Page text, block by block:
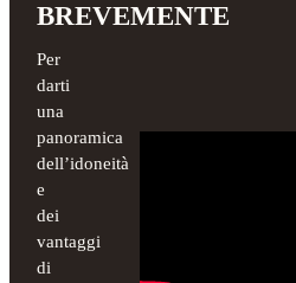
BREVEMENTE
Per
darti
una
panoramica
dell’idoneità
e
dei
vantaggi
di